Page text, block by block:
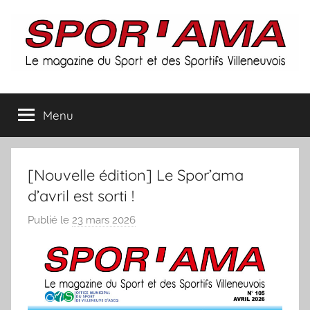
contenu
Spor'ama
le
magazine
du
sport
et
Menu
[Nouvelle édition] Le Spor’ama
d’avril est sorti !
Publié le 23 mars 2026
r
S